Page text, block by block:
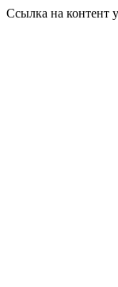
Ссылка на контент